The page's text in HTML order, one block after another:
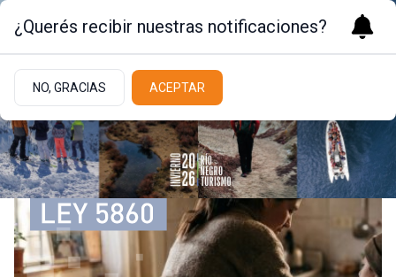
¿Querés recibir nuestras notificaciones?
NO, GRACIAS ACEPTAR